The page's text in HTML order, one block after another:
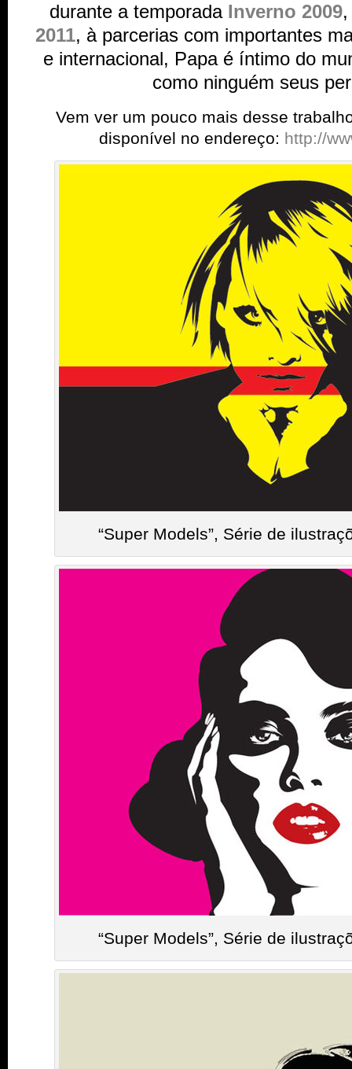
durante a temporada Inverno 2009
2011, à parcerias com importantes
e internacional, Papa é íntimo do
como ninguém seus
Vem ver um pouco mais desse
disponível no endereço: http://
“Super Models”, Série de
“Super Models”, Série de